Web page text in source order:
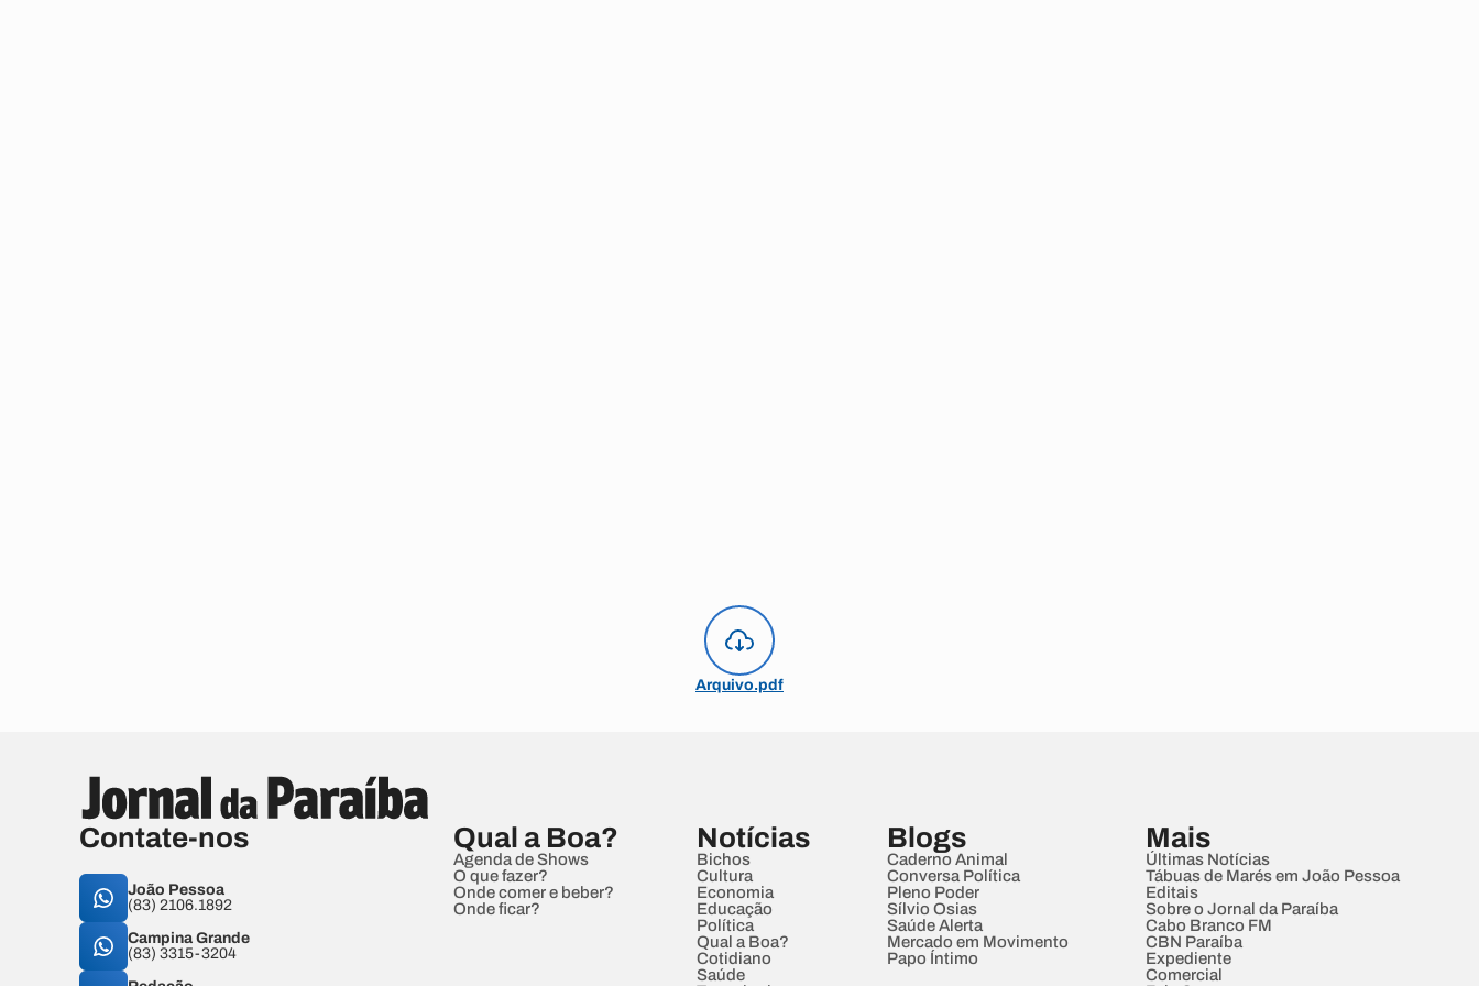
Arquivo.pdf
Contate-nos
João Pessoa
(83) 2106.1892
Campina Grande
(83) 3315-3204
Qual a Boa?
Agenda de Shows
O que fazer?
Onde comer e beber?
Onde ficar?
Notícias
Bichos
Cultura
Economia
Educação
Política
Qual a Boa?
Cotidiano
Saúde
Blogs
Caderno Animal
Conversa Política
Pleno Poder
Sílvio Osias
Saúde Alerta
Mercado em Movimento
Papo Íntimo
Mais
Últimas Notícias
Tábuas de Marés em João Pessoa
Editais
Sobre o Jornal da Paraíba
Cabo Branco FM
CBN Paraíba
Expediente
Comercial